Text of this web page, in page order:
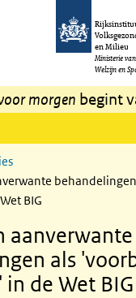
inhoud gaan
en Milieu
Ministerie
Welzijn en
morgen begint
BIG
aanverwante
als
de Wet BIG